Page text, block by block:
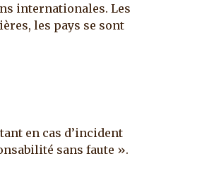
internationales. Les
les pays se sont
en cas d’incident
sans faute ».